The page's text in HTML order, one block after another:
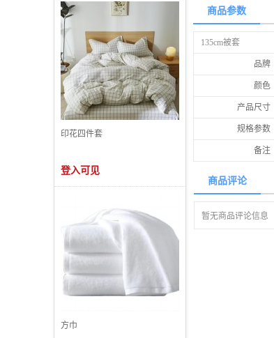
印花四件套
登入可见
方巾
商品参数
135cm被套
品牌
颜色
产品尺寸
规格参数
备注
商品评论
暂无商品评论信息